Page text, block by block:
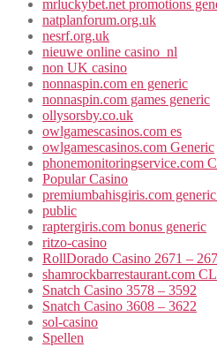
mrluckybet.net promotions
natplanforum.org.uk
nesrf.org.uk
nieuwe online casino_nl
non UK casino
nonnaspin.com en generic
nonnaspin.com games generic
ollysorsby.co.uk
owlgamescasinos.com es
owlgamescasinos.com Generic
phonemonitoringservice.com
Popular Casino
premiumbahisgiris.com
public
raptergiris.com bonus generic
ritzo-casino
RollDorado Casino 2671 –
shamrockbarrestaurant.com CL
Snatch Casino 3578 – 3592
Snatch Casino 3608 – 3622
sol-casino
Spellen